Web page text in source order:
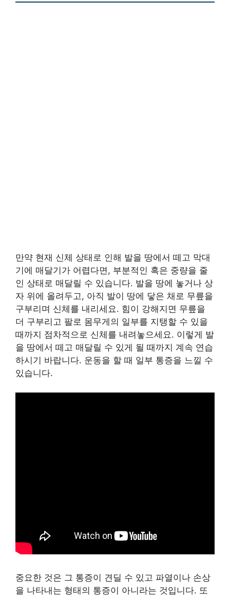
만약 현재 신체 상태로 인해 발을 땅에서 떼고 막대
기에 매달기가 어렵다면, 부분적인 혹은 중량을 줄
인 상태로 매달릴 수 있습니다. 발을 땅에 놓거나 상
자 위에 올려두고, 아직 발이 땅에 닿은 채로 무릎을
구부리며 신체를 내리세요. 힘이 강해지면 무릎을
더 구부리고 팔로 몸무게의 일부를 지탱할 수 있을
때까지 점차적으로 신체를 내려놓으세요. 이렇게 발
을 땅에서 떼고 매달릴 수 있게 될 때까지 계속 연습
하시기 바랍니다. 운동을 할 때 일부 통증을 느낄 수
있습니다.
중요한 것은 그 통증이 견딜 수 있고 파열이나 손상
을 나타내는 형태의 통증이 아니라는 것입니다. 또